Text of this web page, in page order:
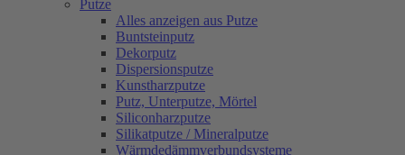
Putze
Alles anzeigen aus Putze
Buntsteinputz
Dekorputz
Dispersionsputze
Kunstharzputze
Putz, Unterputze, Mörtel
Siliconharzputze
Silikatputze / Mineralputze
Wärmdedämmverbundsysteme